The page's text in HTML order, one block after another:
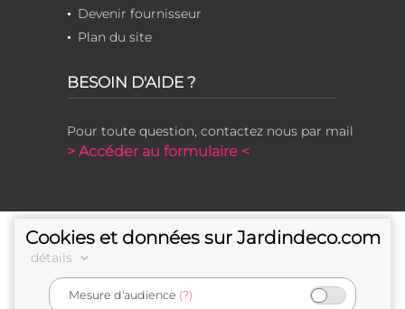
Devenir fournisseur
Plan du site
BESOIN D'AIDE ?
Pour toute question, contactez nous par mail
> Accéder au formulaire <
Cookies et données sur Jardindeco.com
détails
Mesure d'audience (?)